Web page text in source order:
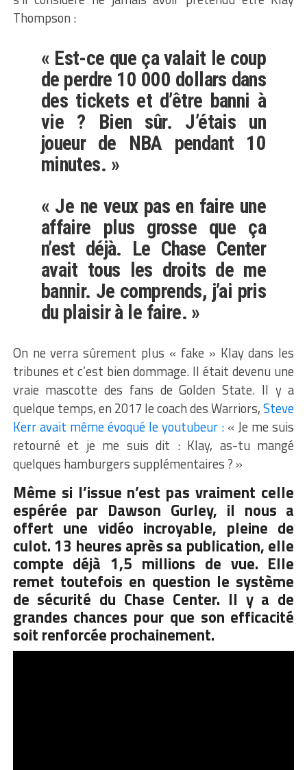
Thompson :
« Est-ce que ça valait le coup
de perdre 10 000 dollars dans
des tickets et d’être banni à
vie ? Bien sûr. J’étais un
joueur de NBA pendant 10
minutes. »
« Je ne veux pas en faire une
affaire plus grosse que ça
n’est déjà. Le Chase Center
avait tous les droits de me
bannir. Je comprends, j’ai pris
du plaisir à le faire. »
On ne verra sûrement plus « fake » Klay dans les
tribunes et c’est bien dommage. Il était devenu une
vraie mascotte des fans de Golden State. Il y a
quelque temps, en 2017 le coach des Warriors,Steve
Kerr avait même évoqué le youtubeur : « Je me suis
retourné et je me suis dit : Klay, as-tu mangé
quelques hamburgers supplémentaires ? »
Même si l’issue n’est pas vraiment celle
espérée par Dawson Gurley, il nous a
offert une vidéo incroyable, pleine de
culot. 13 heures après sa publication, elle
compte déjà 1,5 millions de vue. Elle
remet toutefois en question le système
de sécurité du Chase Center. Il y a de
grandes chances pour que son efficacité
soit renforcée prochainement.